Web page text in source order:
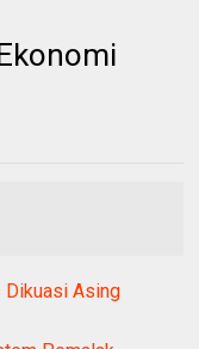
Dikuasi Asing